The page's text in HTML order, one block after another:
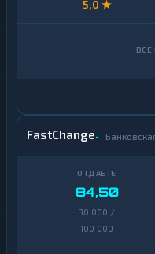
5,0 ★
FastChange
84,50
30 000 /
100 000